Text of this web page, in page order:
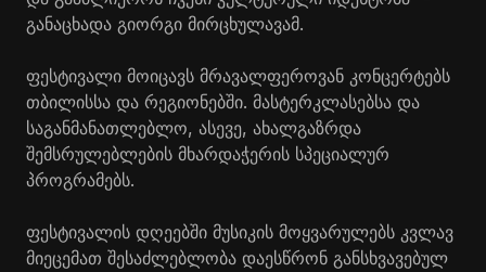
განაცხადა გიორგი მირცხულავამ.
ფესტივალი მოიცავს მრავალფეროვან კონცერტებს
თბილისსა და რეგიონებში. მასტერკლასებსა და
საგანმანათლებლო, ასევე, ახალგაზრდა
შემსრულებლების მხარდაჭერის სპეციალურ
პროგრამებს.
ფესტივალის დღეებში მუსიკის მოყვარულებს კვლავ
მიეცემათ შესაძლებლობა დაესწრონ განსხვავებულ